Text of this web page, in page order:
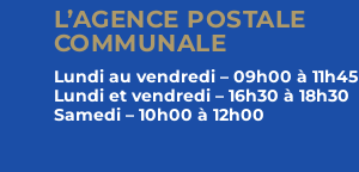
L’AGENCE POSTALE
COMMUNALE
Lundi au vendredi – 09h00 à 11h45
Lundi et vendredi – 16h30 à 18h30
Samedi – 10h00 à 12h00